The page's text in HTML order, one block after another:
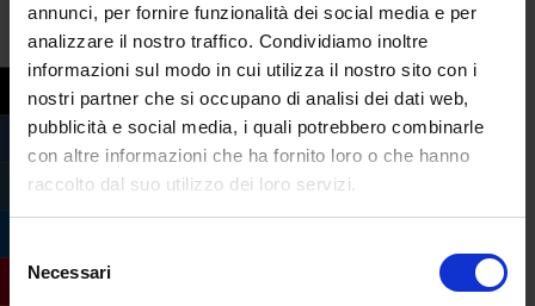
annunci, per fornire funzionalità dei social media e per
analizzare il nostro traffico. Condividiamo inoltre
informazioni sul modo in cui utilizza il nostro sito con i
nostri partner che si occupano di analisi dei dati web,
pubblicità e social media, i quali potrebbero combinarle
con altre informazioni che ha fornito loro o che hanno
raccolto dal suo utilizzo dei loro servizi.
delNecessari